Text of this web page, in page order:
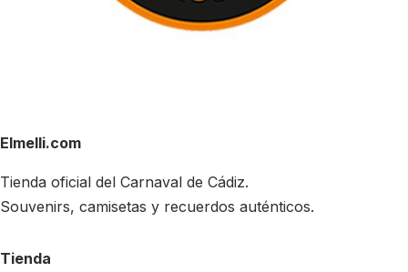
Elmelli.com
Tienda oficial del Carnaval de Cádiz.
Souvenirs, camisetas y recuerdos auténticos.
Tienda